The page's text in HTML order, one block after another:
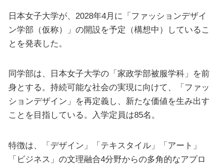
日本女子大学が、2028年4月に「ファッションデザイ
ン学部（仮称）」の開設を予定（構想中）しているこ
とを発表した。
同学部は、日本女子大学の「家政学部被服学科」を前
身とする。持続可能な社会の実現に向けて、「ファッ
ションデザイン」を再定義し、新たな価値を生み出す
ことを目指している。入学定員は85名。
特徴は、「デザイン」「テキスタイル」「アート」
「ビジネス」の文理融合4分野からの多角的なアプロ